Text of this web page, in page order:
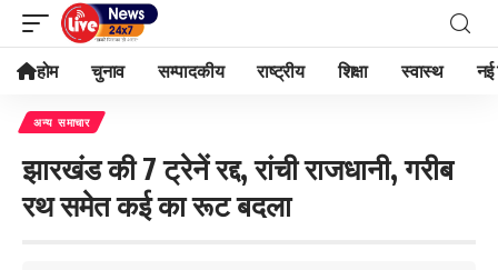
होम चुनाव सम्पादकीय राष्ट्रीय शिक्षा स्वास्थ नई
अन्य समाचार
झारखंड की 7 ट्रेनें रद्द, रांची राजधानी, गरीब
रथ समेत कई का रूट बदला